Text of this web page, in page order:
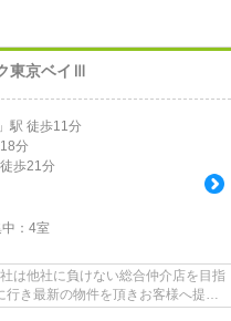
東京ベイⅢ
」駅 徒歩11分
分
徒歩21分
： 4室
は他社に負けない総合仲介店を目指
行き最新の物件を頂きお客様へ提供